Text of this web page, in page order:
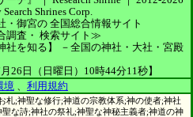
Search Shrines Corp.
・御宮の 全国総合情報サイト
調査・ 検索サイト≫
社を知る】
－全国の神社・大社・宮殿
26日（日曜日）10時44分11秒】
境 利用規約
札;神聖な修行;神道の宗教体系;神の使者;神社
な詩;神社の祭礼;神聖な神秘主義者;神道の神